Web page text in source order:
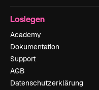
Loslegen
Academy
Dokumentation
Support
AGB
Datenschutzerklärung